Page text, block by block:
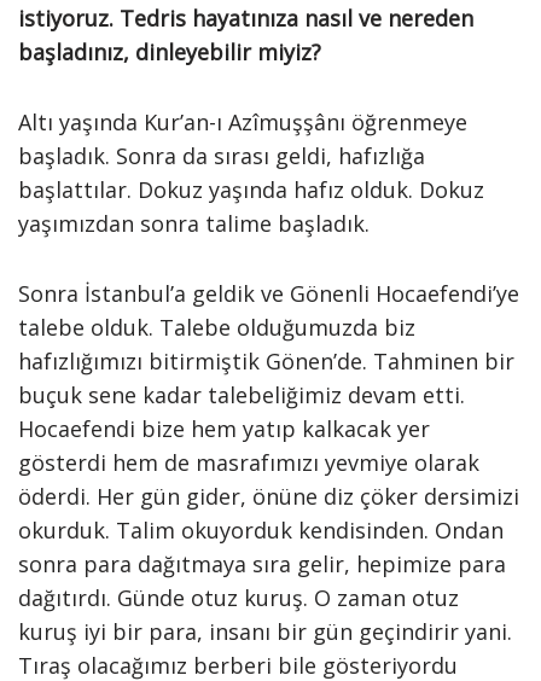
istiyoruz. Tedris hayatınıza nasıl ve nereden
başladınız, dinleyebilir miyiz?
Altı yaşında Kur’an-ı Azîmuşşânı öğrenmeye
başladık. Sonra da sırası geldi, hafızlığa
başlattılar. Dokuz yaşında hafız olduk. Dokuz
yaşımızdan sonra talime başladık.
Sonra İstanbul’a geldik ve Gönenli Hocaefendi’ye
talebe olduk. Talebe olduğumuzda biz
hafızlığımızı bitirmiştik Gönen’de. Tahminen bir
buçuk sene kadar talebeliğimiz devam etti.
Hocaefendi bize hem yatıp kalkacak yer
gösterdi hem de masrafımızı yevmiye olarak
öderdi. Her gün gider, önüne diz çöker dersimizi
okurduk. Talim okuyorduk kendisinden. Ondan
sonra para dağıtmaya sıra gelir, hepimize para
dağıtırdı. Günde otuz kuruş. O zaman otuz
kuruş iyi bir para, insanı bir gün geçindirir yani.
Tıraş olacağımız berberi bile gösteriyordu